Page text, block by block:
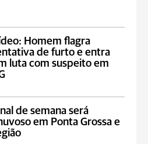
Homem flagra
de furto e entra
luta com suspeito em
de semana será
em Ponta Grossa e